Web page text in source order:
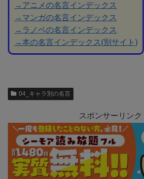
→アニメの名言インデックス
→マンガの名言インデックス
→ラノベの名言インデックス
→本の名言インデックス(別サイト)
04_キャラ別の名言
スポンサーリンク